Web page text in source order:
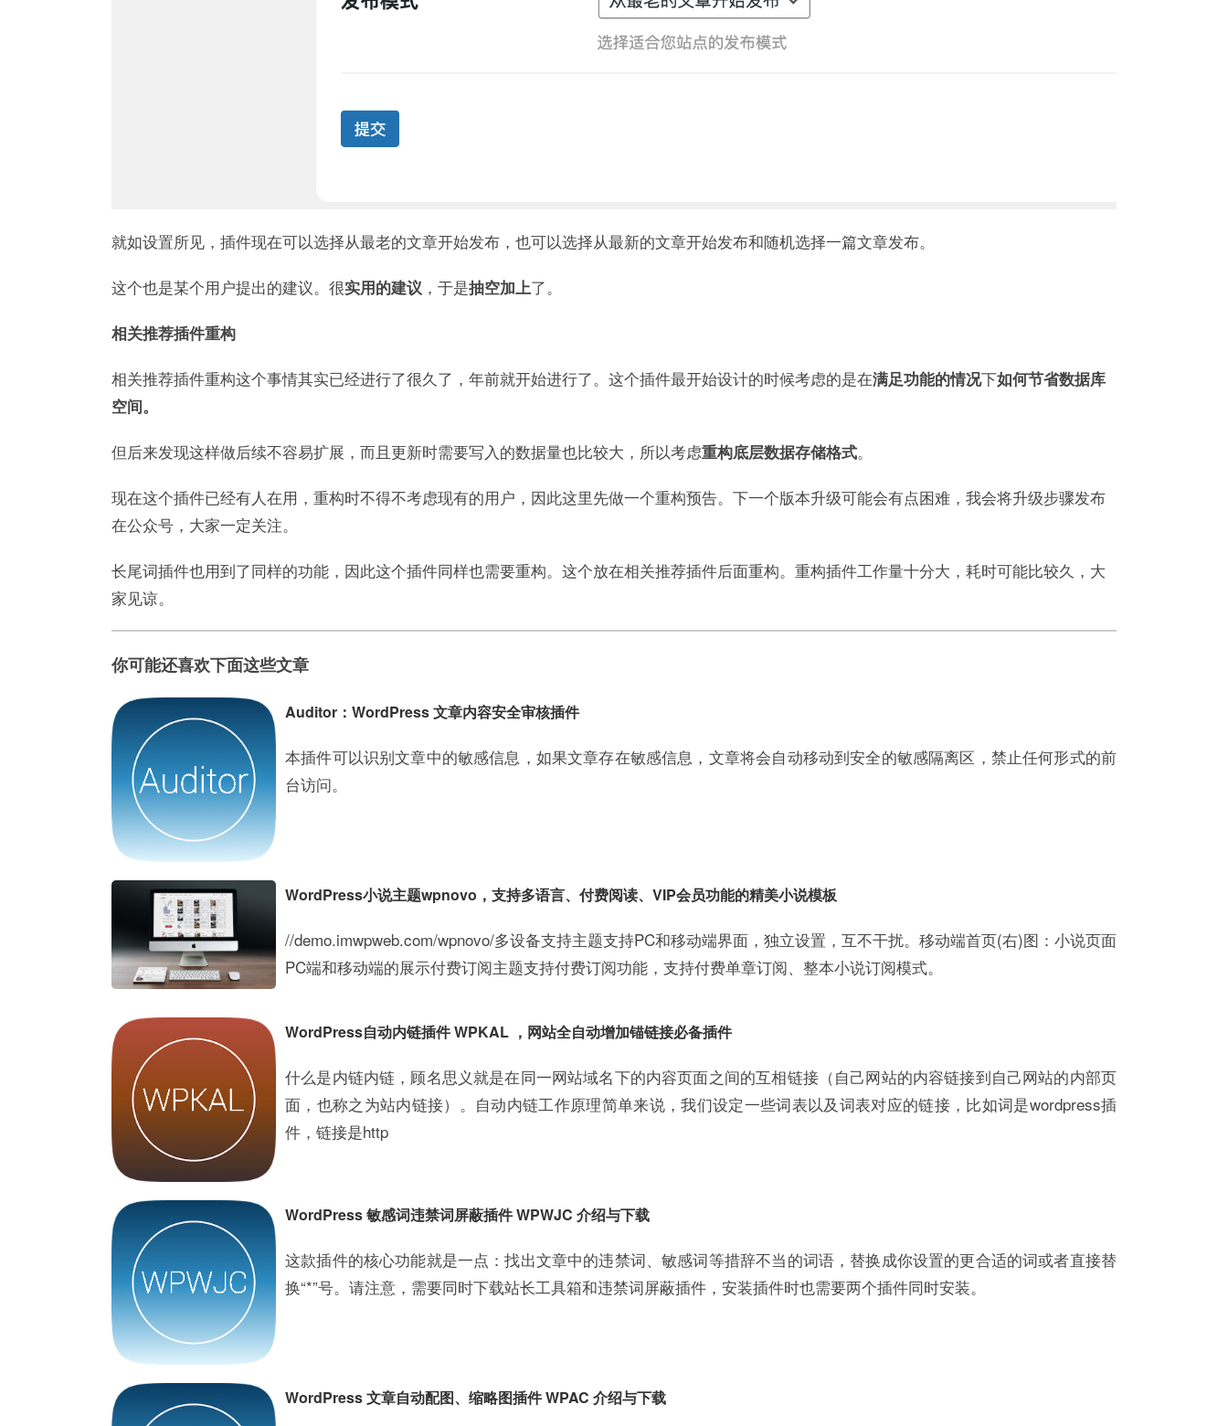
就如设置所见，插件现在可以选择从最老的文章开始发布，也可以选择从最新的文章开始发布和随机选择一篇文章发布。
这个也是某个用户提出的建议。很实用的建议 ，于是抽空加上了。
相关推荐插件重构
相关推荐插件重构这个事情其实已经进行了很久了，年前就开始进行了。这个插件最开始设计的时候考虑的是在满足功能的情况下如何节省数据库
空间。
但后来发现这样做后续不容易扩展，而且更新时需要写入的数据量也比较大，所以考虑重构底层数据存储格式。
现在这个插件已经有人在用，重构时不得不考虑现有的用户，因此这里先做一个重构预告。下一个版本升级可能会有点困难，我会将升级步骤发布
在公众号，大家一定关注。
长尾词插件也用到了同样的功能，因此这个插件同样也需要重构。这个放在相关推荐插件后面重构。重构插件工作量十分大，耗时可能比较久，大
家见谅。
你可能还喜欢下面这些文章
Auditor：WordPress 文章内容安全审核插件
本插件可以识别文章中的敏感信息，如果文章存在敏感信息，文章将会自动移动到安全的敏感隔离区，禁止任何形式的前
台访问。
WordPress小说主题wpnovo，支持多语言、付费阅读、VIP会员功能的精美小说模板
//demo.imwpweb.com/wpnovo/多设备支持主题支持PC和移动端界面，独立设置，互不干扰。移动端首页(右)图：小说页面
PC端和移动端的展示付费订阅主题支持付费订阅功能，支持付费单章订阅、整本小说订阅模式。
WordPress自动内链插件 WPKAL ，网站全自动增加锚链接必备插件
什么是内链内链，顾名思义就是在同一网站域名下的内容页面之间的互相链接（自己网站的内容链接到自己网站的内部页
面，也称之为站内链接）。自动内链工作原理简单来说，我们设定一些词表以及词表对应的链接，比如词是wordpress插
件，链接是http
WordPress 敏感词违禁词屏蔽插件 WPWJC 介绍与下载
这款插件的核心功能就是一点：找出文章中的违禁词、敏感词等措辞不当的词语，替换成你设置的更合适的词或者直接替
换“*”号。请注意，需要同时下载站长工具箱和违禁词屏蔽插件，安装插件时也需要两个插件同时安装。
WordPress 文章自动配图、缩略图插件 WPAC 介绍与下载